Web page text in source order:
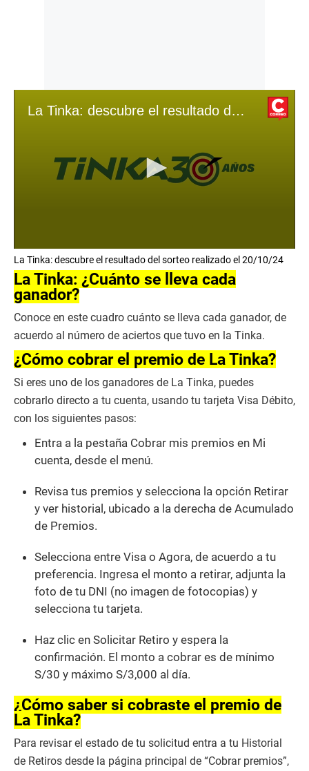
La Tinka: descubre el resultado del sorteo realizado el 20/10/24
s
e
c
o
d
s
o
f
2
i
n
u
t
La Tinka: descubre el resultado del sorteo realizado el 20/10/24
La Tinka: ¿Cuánto se lleva cada
ganador?
Conoce en este cuadro cuánto se lleva cada ganador, de
acuerdo al número de aciertos que tuvo en la Tinka.
¿Cómo cobrar el premio de La Tinka?
Si eres uno de los ganadores de La Tinka, puedes
cobrarlo directo a tu cuenta, usando tu tarjeta Visa Débito,
con los siguientes pasos:
Entra a la pestaña Cobrar mis premios en Mi
cuenta, desde el menú.
Revisa tus premios y selecciona la opción Retirar
y ver historial, ubicado a la derecha de Acumulado
de Premios.
Selecciona entre Visa o Agora, de acuerdo a tu
preferencia. Ingresa el monto a retirar, adjunta la
foto de tu DNI (no imagen de fotocopias) y
selecciona tu tarjeta.
Haz clic en Solicitar Retiro y espera la
confirmación. El monto a cobrar es de mínimo
S/30 y máximo S/3,000 al día.
¿Cómo saber si cobraste el premio de
La Tinka?
Para revisar el estado de tu solicitud entra a tu Historial
de Retiros desde la página principal de “Cobrar premios”,